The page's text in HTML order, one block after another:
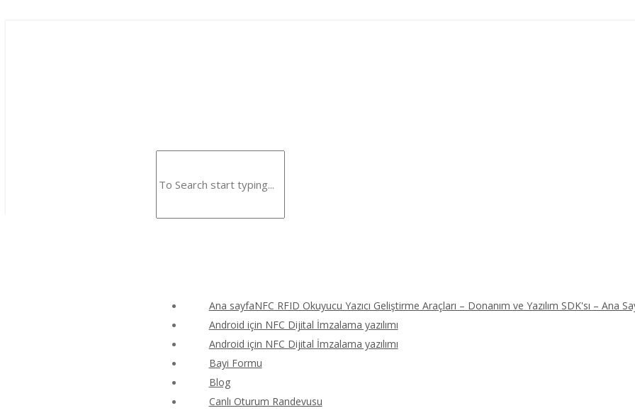
Ana sayfaNFC RFID Okuyucu Yazıcı Geliştirme Araçları – Donanım ve Yazılım SDK'sı – Ana
Android için NFC Dijital İmzalama yazılımı
Android için NFC Dijital İmzalama yazılımı
Bayi Formu
Blog
Canlı Oturum Randevusu